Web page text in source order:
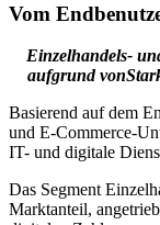
Vom
Einzelhandels-
aufgrund von
Basierend auf dem
und E-Commerce-
IT- und digitale
Das Segment
Marktanteil,